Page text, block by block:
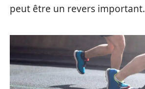
peut être un revers important.